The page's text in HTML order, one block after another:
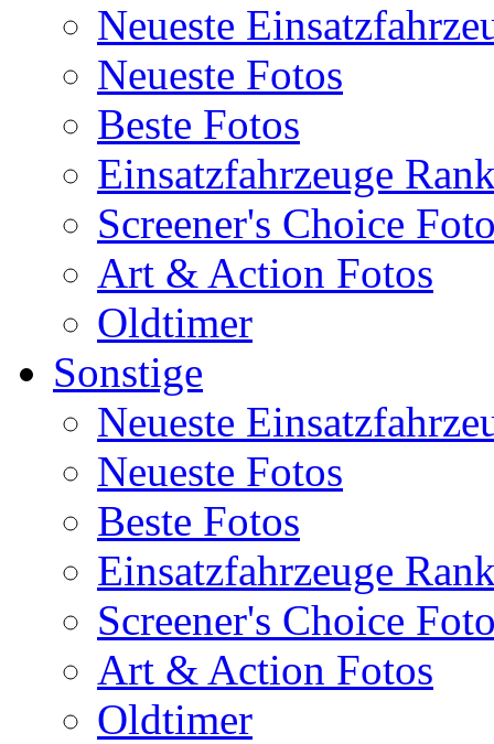
Neueste
Neueste Fotos
Beste Fotos
Einsatzfahrzeuge
Screener's Choice
Art & Action Fotos
Oldtimer
Sonstige
Neueste
Neueste Fotos
Beste Fotos
Einsatzfahrzeuge
Screener's Choice
Art & Action Fotos
Oldtimer